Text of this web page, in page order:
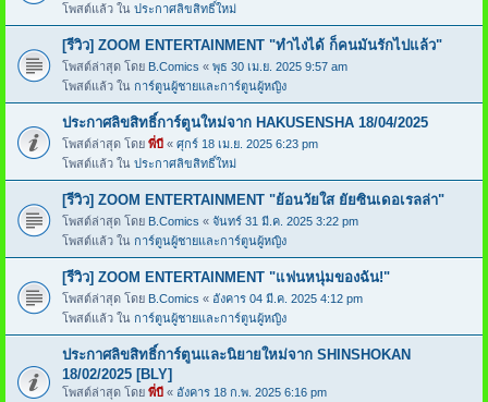
โพสต์แล้ว ใน ประกาศลิขสิทธิ์ใหม่
[รีวิว] ZOOM ENTERTAINMENT "ทำไงได้ ก็คนมันรักไปแล้ว"
โพสต์ล่าสุด โดย B.Comics « พุธ 30 เม.ย. 2025 9:57 am
โพสต์แล้ว ใน การ์ตูนผู้ชายและการ์ตูนผู้หญิง
ประกาศลิขสิทธิ์การ์ตูนใหม่จาก HAKUSENSHA 18/04/2025
โพสต์ล่าสุด โดย พี่บี « ศุกร์ 18 เม.ย. 2025 6:23 pm
โพสต์แล้ว ใน ประกาศลิขสิทธิ์ใหม่
[รีวิว] ZOOM ENTERTAINMENT "ย้อนวัยใส ยัยซินเดอเรลล่า"
โพสต์ล่าสุด โดย B.Comics « จันทร์ 31 มี.ค. 2025 3:22 pm
โพสต์แล้ว ใน การ์ตูนผู้ชายและการ์ตูนผู้หญิง
[รีวิว] ZOOM ENTERTAINMENT "แฟนหนุ่มของฉัน!"
โพสต์ล่าสุด โดย B.Comics « อังคาร 04 มี.ค. 2025 4:12 pm
โพสต์แล้ว ใน การ์ตูนผู้ชายและการ์ตูนผู้หญิง
ประกาศลิขสิทธิ์การ์ตูนและนิยายใหม่จาก SHINSHOKAN
18/02/2025 [BLY]
โพสต์ล่าสุด โดย พี่บี « อังคาร 18 ก.พ. 2025 6:16 pm